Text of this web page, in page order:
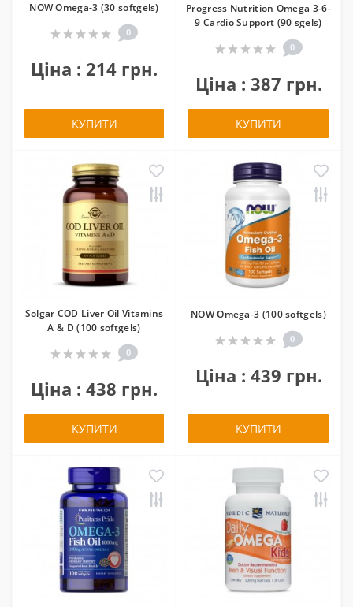
NOW Omega-3 (30 softgels)
0
Ціна : 214 грн.
КУПИТИ
Progress Nutrition Omega 3-6-
9 Cardio Support (90 sgels)
0
Ціна : 387 грн.
КУПИТИ
Solgar COD Liver Oil Vitamins
A & D (100 softgels)
0
Ціна : 438 грн.
КУПИТИ
NOW Omega-3 (100 softgels)
0
Ціна : 439 грн.
КУПИТИ